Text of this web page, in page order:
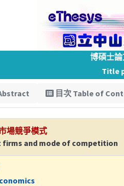
博碩士論
Title
目次 Table of
場競爭模式
and mode of competition